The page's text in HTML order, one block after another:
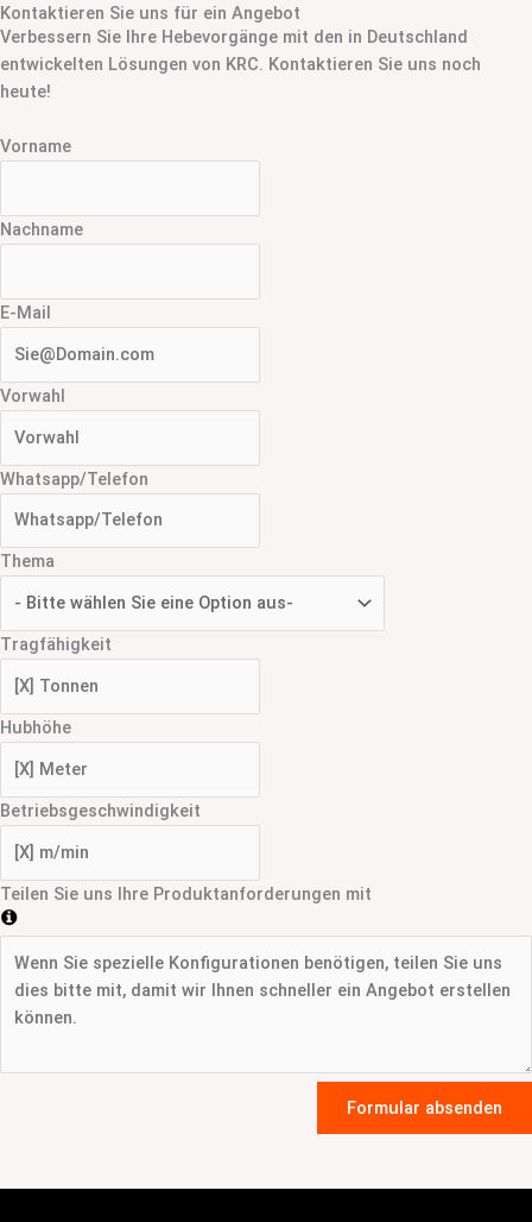
Kontaktieren Sie uns für ein Angebot
Verbessern Sie Ihre Hebevorgänge mit den in Deutschland
entwickelten Lösungen von KRC. Kontaktieren Sie uns noch
heute!
Vorname
Nachname
E-Mail
Vorwahl
Whatsapp/Telefon
Thema
Tragfähigkeit
Hubhöhe
Betriebsgeschwindigkeit
Teilen Sie uns Ihre Produktanforderungen mit
Formular absenden